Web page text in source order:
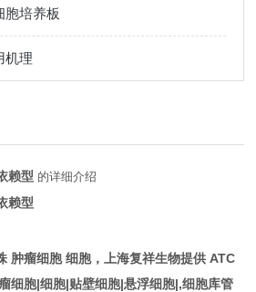
胞培养板
机理
赖型 的详细介绍
赖型
肿瘤细胞 细胞，上海复祥生物提供 ATC
细胞|细胞|贴壁细胞|悬浮细胞|,细胞库管